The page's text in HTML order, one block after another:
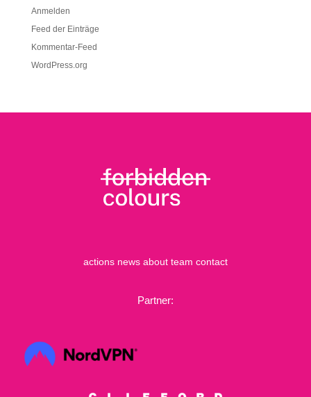
Anmelden
Feed der Einträge
Kommentar-Feed
WordPress.org
actions news about team contact
Partner: